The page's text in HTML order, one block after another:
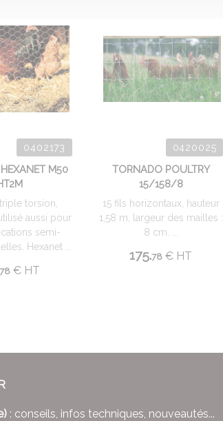
0402173
M50
torsion,
aussi pour
semi-
Hexanet ...
€HT
0420025
TORNADO POULTRY
15/158/8
15 fils horizontaux, hauteur
1,58 m, largeur des mailles :
8 cm. ...
175.78 € HT
: conseils, infos techniques, nouveautés...